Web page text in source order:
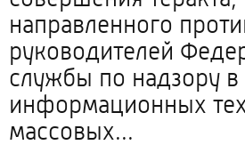
направленного
руководителей
службы по надзору
информационных
массовых...